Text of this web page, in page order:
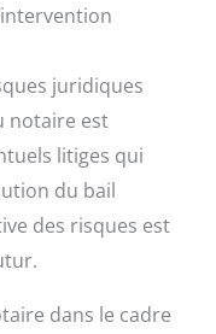
juridiques
notaire est
litiges qui
du bail
des risques est
dans le cadre